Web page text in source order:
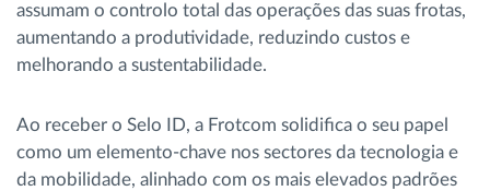
assumam o controlo total das operações das suas frotas,
aumentando a produtividade, reduzindo custos e
melhorando a sustentabilidade.
Ao receber o Selo ID, a Frotcom solidifica o seu papel
como um elemento-chave nos sectores da tecnologia e
da mobilidade, alinhado com os mais elevados padrões